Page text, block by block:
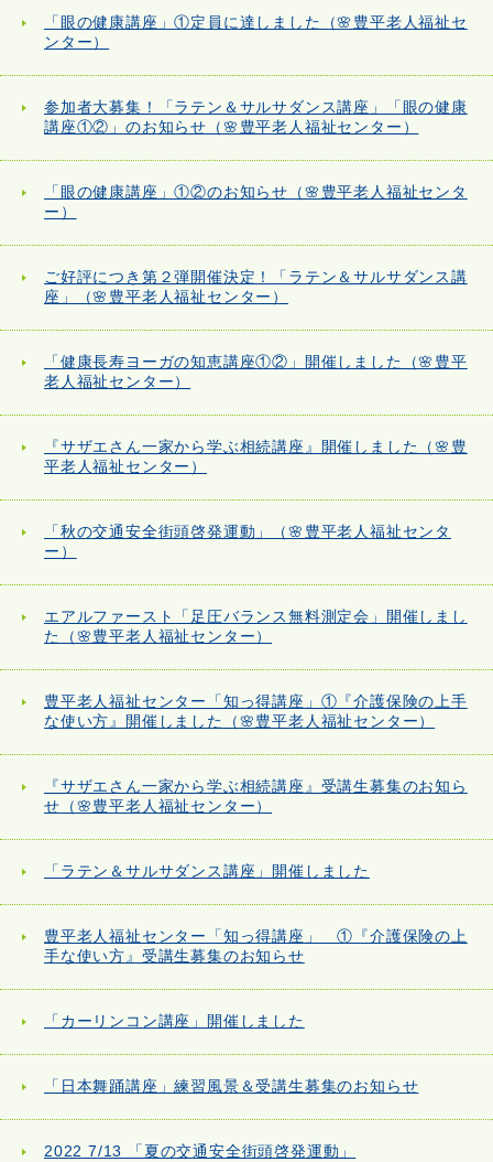
「眼の健康講座」①定員に達しました（🌸豊平老人福祉セ
ンター）
参加者大募集！「ラテン＆サルサダンス講座」「眼の健康
講座①②」のお知らせ（🌸豊平老人福祉センター）
「眼の健康講座」①②のお知らせ（🌸豊平老人福祉センタ
ー）
ご好評につき第２弾開催決定！「ラテン＆サルサダンス講
座」（🌸豊平老人福祉センター）
「健康長寿ヨーガの知恵講座①②」開催しました（🌸豊平
老人福祉センター）
『サザエさん一家から学ぶ相続講座』開催しました（🌸豊
平老人福祉センター）
「秋の交通安全街頭啓発運動」（🌸豊平老人福祉センタ
ー）
エアルファースト「足圧バランス無料測定会」開催しまし
た（🌸豊平老人福祉センター）
豊平老人福祉センター「知っ得講座」①『介護保険の上手
な使い方』開催しました（🌸豊平老人福祉センター）
『サザエさん一家から学ぶ相続講座』受講生募集のお知ら
せ（🌸豊平老人福祉センター）
「ラテン＆サルサダンス講座」開催しました
豊平老人福祉センター「知っ得講座」 ①『介護保険の上
手な使い方』受講生募集のお知らせ
「カーリンコン講座」開催しました
「日本舞踊講座」練習風景＆受講生募集のお知らせ
2022 7/13 「夏の交通安全街頭啓発運動」